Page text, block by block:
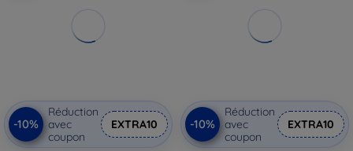
-10%
Réduction
avec
coupon
EXTRA10 -10%
Réduction
avec
coupon
EXTRA10